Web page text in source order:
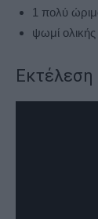
1 πολύ
ψωμί ολικής
Εκτέλεση